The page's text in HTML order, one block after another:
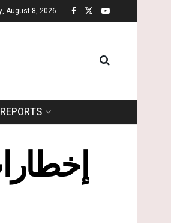
August 8, 2026
REPORTS